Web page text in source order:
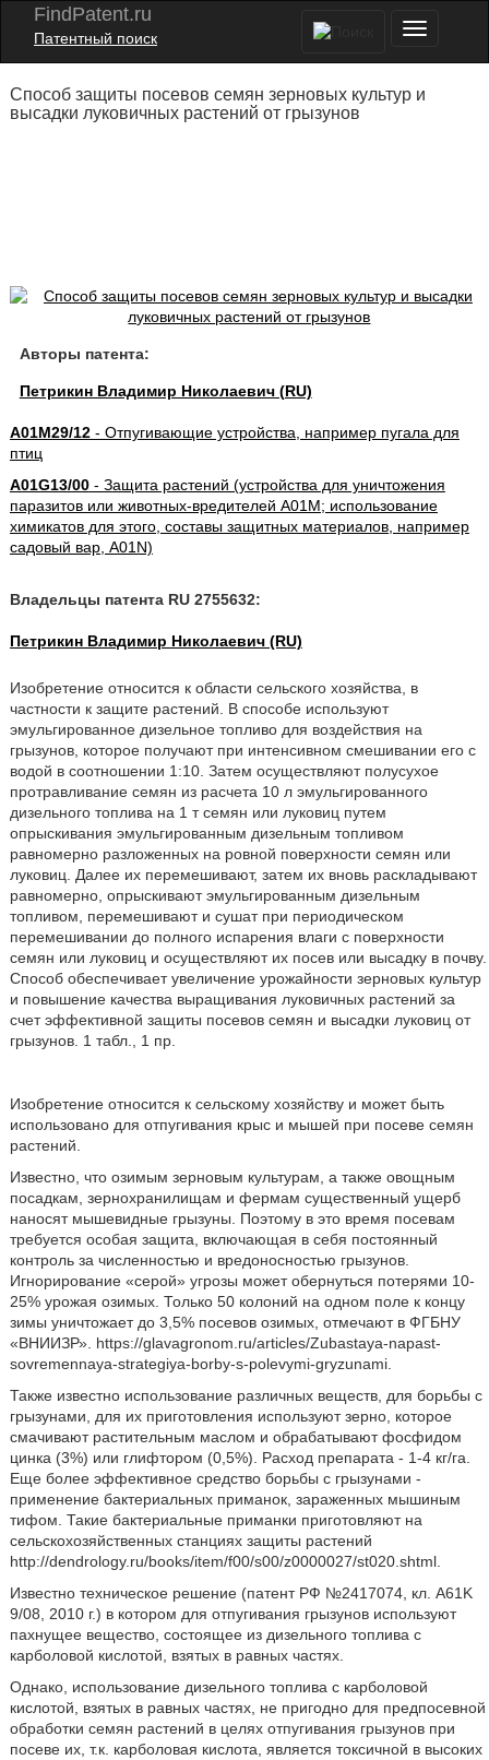
FindPatent.ru
Патентный поиск
Способ защиты посевов семян зерновых культур и
высадки луковичных растений от грызунов
Авторы патента:
Петрикин Владимир Николаевич (RU)
A01M29/12- Отпугивающие устройства, например пугала для
птиц
A01G13/00- Защита растений (устройства для уничтожения
паразитов или животных-вредителей A01M; использование
химикатов для этого, составы защитных материалов, например
садовый вар, A01N)
Владельцы патента RU 2755632:
Петрикин Владимир Николаевич (RU)
Изобретение относится к области сельского хозяйства, в
частности к защите растений. В способе используют
эмульгированное дизельное топливо для воздействия на
грызунов, которое получают при интенсивном смешивании его с
водой в соотношении 1:10. Затем осуществляют полусухое
протравливание семян из расчета 10 л эмульгированного
дизельного топлива на 1 т семян или луковиц путем
опрыскивания эмульгированным дизельным топливом
равномерно разложенных на ровной поверхности семян или
луковиц. Далее их перемешивают, затем их вновь раскладывают
равномерно, опрыскивают эмульгированным дизельным
топливом, перемешивают и сушат при периодическом
перемешивании до полного испарения влаги с поверхности
семян или луковиц и осуществляют их посев или высадку в почву.
Способ обеспечивает увеличение урожайности зерновых культур
и повышение качества выращивания луковичных растений за
счет эффективной защиты посевов семян и высадки луковиц от
грызунов. 1 табл., 1 пр.
Изобретение относится к сельскому хозяйству и может быть
использовано для отпугивания крыс и мышей при посеве семян
растений.
Известно, что озимым зерновым культурам, а также овощным
посадкам, зернохранилищам и фермам существенный ущерб
наносят мышевидные грызуны. Поэтому в это время посевам
требуется особая защита, включающая в себя постоянный
контроль за численностью и вредоносностью грызунов.
Игнорирование «серой» угрозы может обернуться потерями 10-
25% урожая озимых. Только 50 колоний на одном поле к концу
зимы уничтожает до 3,5% посевов озимых, отмечают в ФГБНУ
«ВНИИЗР». https://glavagronom.ru/articles/Zubastaya-napast-
sovremennaya-strategiya-borby-s-polevymi-gryzunami.
Также известно использование различных веществ, для борьбы с
грызунами, для их приготовления используют зерно, которое
смачивают растительным маслом и обрабатывают фосфидом
цинка (3%) или глифтором (0,5%). Расход препарата - 1-4 кг/га.
Еще более эффективное средство борьбы с грызунами -
применение бактериальных приманок, зараженных мышиным
тифом. Такие бактериальные приманки приготовляют на
сельскохозяйственных станциях защиты растений
http://dendrology.ru/books/item/f00/s00/z0000027/st020.shtml.
Известно техническое решение (патент РФ №2417074, кл. А61K
9/08, 2010 г.) в котором для отпугивания грызунов используют
пахнущее вещество, состоящее из дизельного топлива с
карболовой кислотой, взятых в равных частях.
Однако, использование дизельного топлива с карболовой
кислотой, взятых в равных частях, не пригодно для предпосевной
обработки семян растений в целях отпугивания грызунов при
посеве их, т.к. карболовая кислота, является токсичной в высоких